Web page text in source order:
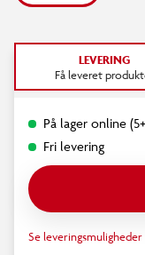
LEVERING
Få leveret
På lager online
Fri levering
Se leveringsmuligheder